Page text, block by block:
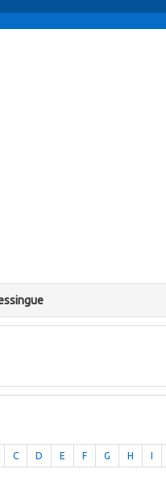
C D E F G H I